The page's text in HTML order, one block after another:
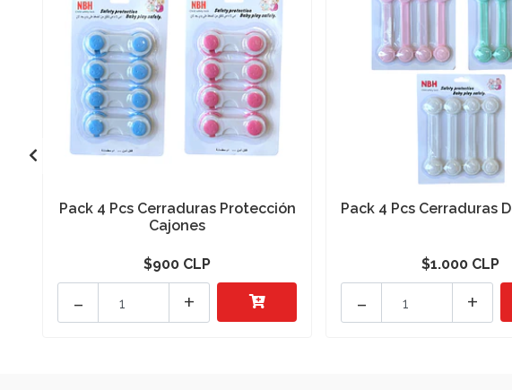
Pack 4 Pcs Cerraduras Protección
Cajones
$900 CLP
+
-
Pack 4 Pcs Cerraduras
$1.000 CLP
+
-